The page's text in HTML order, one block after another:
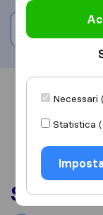
Servizi
Necessari
Statistica